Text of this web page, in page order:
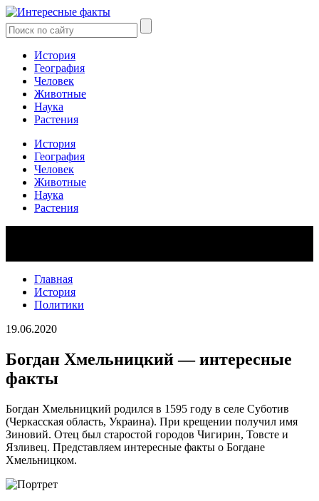
История
География
Человек
Животные
Наука
Растения
История
География
Человек
Животные
Наука
Растения
Главная
История
Политики
19.06.2020
Богдан Хмельницкий — интересные
факты
Богдан Хмельницкий родился в 1595 году в селе Суботив
(Черкасская область, Украина). При крещении получил имя
Зиновий. Отец был старостой городов Чигирин, Товсте и
Язливец. Представляем интересные факты о Богдане
Хмельницком.